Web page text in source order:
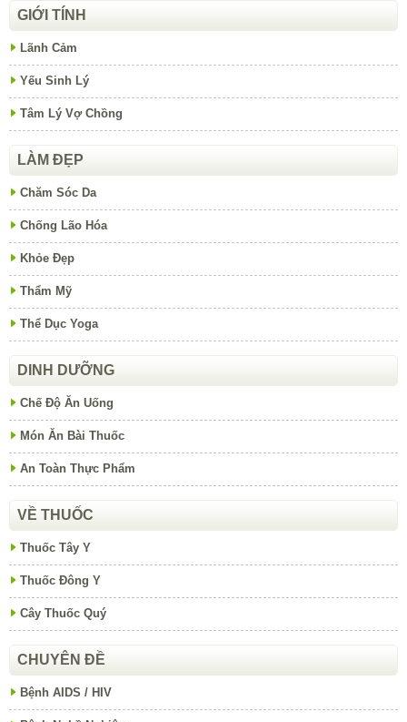
GIỚI TÍNH
Lãnh Cảm
Yếu Sinh Lý
Tâm Lý Vợ Chồng
LÀM ĐẸP
Chăm Sóc Da
Chống Lão Hóa
Khỏe Đẹp
Thẩm Mỹ
Thể Dục Yoga
DINH DƯỠNG
Chế Độ Ăn Uống
Món Ăn Bài Thuốc
An Toàn Thực Phẩm
VỀ THUỐC
Thuốc Tây Y
Thuốc Đông Y
Cây Thuốc Quý
CHUYÊN ĐỀ
Bệnh AIDS / HIV